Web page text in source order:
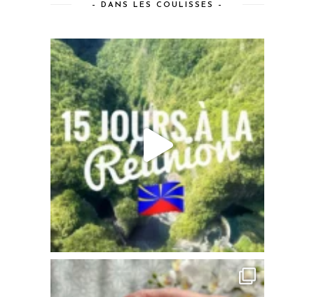
– DANS LES COULISSES –